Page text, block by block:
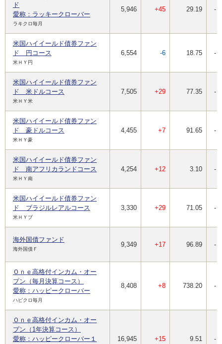
ド
愛称：ラッキークローバー
ラキクロ毎月
5,946 +45 29.19 -
米国ハイイールド債券ファン
ド 円コース
米ＨＹ円
6,554 -6 18.75 -
米国ハイイールド債券ファン
ド 米ドルコース
米ＨＹ米
7,505 +29 77.35 -
米国ハイイールド債券ファン
ド 豪ドルコース
米ＨＹ豪
4,455 +7 91.65 -
米国ハイイールド債券ファン
ド 南アフリカランドコース
米ＨＹ南
4,254 +12 3.10 -
米国ハイイールド債券ファン
ド ブラジルレアルコース
米ＨＹブ
3,330 +29 71.05 -
海外国債ファンド
海外国債Ｆ
9,349 +17 96.89 -
Ｏｎｅ高格付インカム・オー
プン（毎月決算コース）
愛称：ハッピークローバー
ハピクロ毎月
8,408 +8 738.20 -
Ｏｎｅ高格付インカム・オー
プン（1年決算コース）
愛称：ハッピークローバー１
16,945 +15 9.51 -